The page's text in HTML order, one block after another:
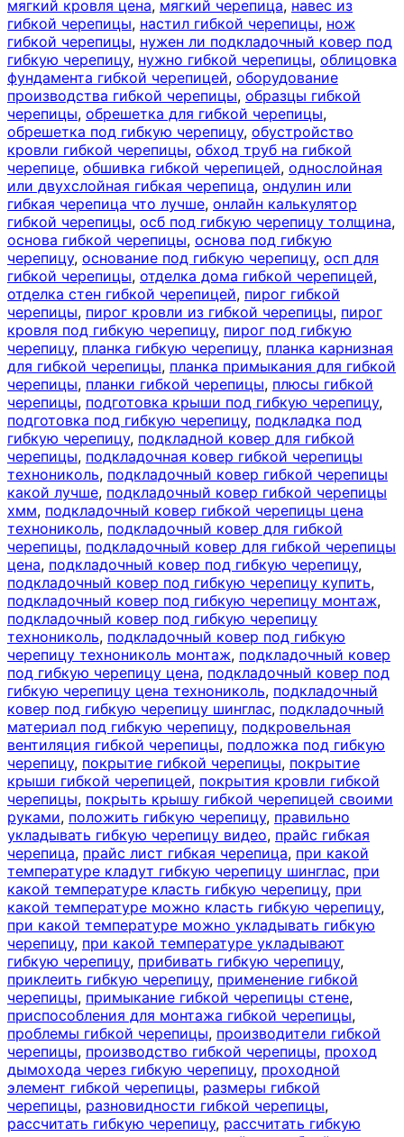
мягкий кровля цена, мягкий черепица, навес из
гибкой черепицы, настил гибкой черепицы, нож
гибкой черепицы, нужен ли подкладочный ковер под
гибкую черепицу, нужно гибкой черепицы, облицовка
фундамента гибкой черепицей, оборудование
производства гибкой черепицы, образцы гибкой
черепицы, обрешетка для гибкой черепицы,
обрешетка под гибкую черепицу, обустройство
кровли гибкой черепицы, обход труб на гибкой
черепице, обшивка гибкой черепицей, однослойная
или двухслойная гибкая черепица, ондулин или
гибкая черепица что лучше, онлайн калькулятор
гибкой черепицы, осб под гибкую черепицу толщина,
основа гибкой черепицы, основа под гибкую
черепицу, основание под гибкую черепицу, осп для
гибкой черепицы, отделка дома гибкой черепицей,
отделка стен гибкой черепицей, пирог гибкой
черепицы, пирог кровли из гибкой черепицы, пирог
кровля под гибкую черепицу, пирог под гибкую
черепицу, планка гибкую черепицу, планка карнизная
для гибкой черепицы, планка примыкания для гибкой
черепицы, планки гибкой черепицы, плюсы гибкой
черепицы, подготовка крыши под гибкую черепицу,
подготовка под гибкую черепицу, подкладка под
гибкую черепицу, подкладной ковер для гибкой
черепицы, подкладочная ковер гибкой черепицы
технониколь, подкладочный ковер гибкой черепицы
какой лучше, подкладочный ковер гибкой черепицы
хмм, подкладочный ковер гибкой черепицы цена
технониколь, подкладочный ковер для гибкой
черепицы, подкладочный ковер для гибкой черепицы
цена, подкладочный ковер под гибкую черепицу,
подкладочный ковер под гибкую черепицу купить,
подкладочный ковер под гибкую черепицу монтаж,
подкладочный ковер под гибкую черепицу
технониколь, подкладочный ковер под гибкую
черепицу технониколь монтаж, подкладочный ковер
под гибкую черепицу цена, подкладочный ковер под
гибкую черепицу цена технониколь, подкладочный
ковер под гибкую черепицу шинглас, подкладочный
материал под гибкую черепицу, подкровельная
вентиляция гибкой черепицы, подложка под гибкую
черепицу, покрытие гибкой черепицы, покрытие
крыши гибкой черепицей, покрытия кровли гибкой
черепицы, покрыть крышу гибкой черепицей своими
руками, положить гибкую черепицу, правильно
укладывать гибкую черепицу видео, прайс гибкая
черепица, прайс лист гибкая черепица, при какой
температуре кладут гибкую черепицу шинглас, при
какой температуре класть гибкую черепицу, при
какой температуре можно класть гибкую черепицу,
при какой температуре можно укладывать гибкую
черепицу, при какой температуре укладывают
гибкую черепицу, прибивать гибкую черепицу,
приклеить гибкую черепицу, применение гибкой
черепицы, примыкание гибкой черепицы стене,
приспособления для монтажа гибкой черепицы,
проблемы гибкой черепицы, производители гибкой
черепицы, производство гибкой черепицы, проход
дымохода через гибкую черепицу, проходной
элемент гибкой черепицы, размеры гибкой
черепицы, разновидности гибкой черепицы,
рассчитать гибкую черепицу, рассчитать гибкую